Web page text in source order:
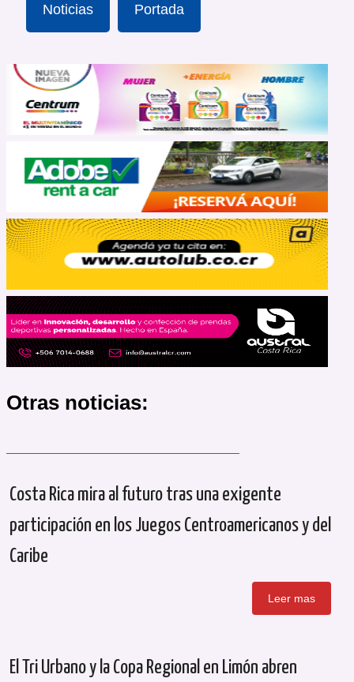
Noticias Portada
Otras noticias:
Costa Rica mira al futuro tras una exigente
participación en los Juegos Centroamericanos y del
Caribe
Leer mas
El Tri Urbano y la Copa Regional en Limón abren